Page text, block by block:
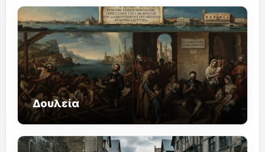
Δουλεία